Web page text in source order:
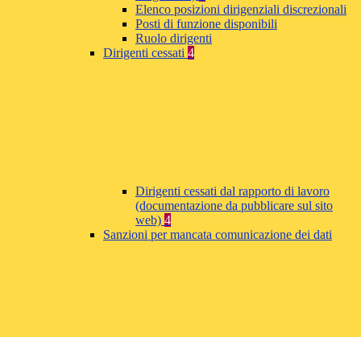
Elenco posizioni dirigenziali discrezionali
Posti di funzione disponibili
Ruolo dirigenti
Dirigenti cessati 4
Dirigenti cessati dal rapporto di lavoro
(documentazione da pubblicare sul sito
web) 4
Sanzioni per mancata comunicazione dei dati